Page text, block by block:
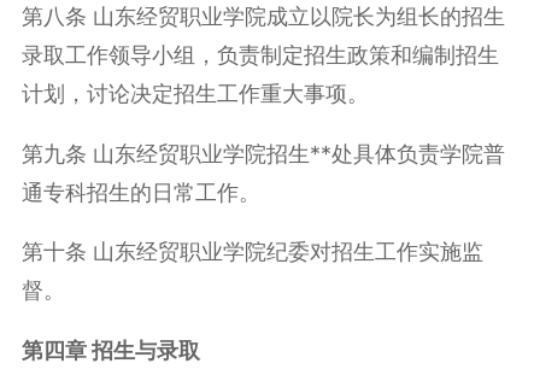
第八条 山东经贸职业学院成立以院长为组长的招生
录取工作领导小组，负责制定招生政策和编制招生
计划，讨论决定招生工作重大事项。
第九条 山东经贸职业学院招生**处具体负责学院普
通专科招生的日常工作。
第十条 山东经贸职业学院纪委对招生工作实施监
督。
第四章 招生与录取